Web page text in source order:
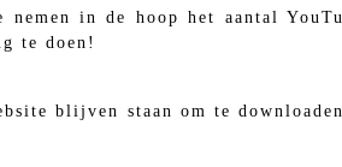
nemen in de hoop het aantal
te doen!
blijven staan ​​om te